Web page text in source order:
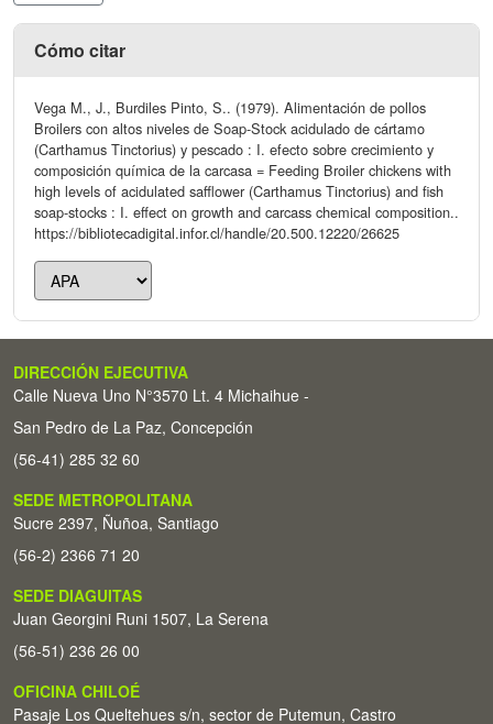
Cómo citar
Vega M., J., Burdiles Pinto, S.. (1979). Alimentación de pollos
Broilers con altos niveles de Soap-Stock acidulado de cártamo
(Carthamus Tinctorius) y pescado : I. efecto sobre crecimiento y
composición química de la carcasa = Feeding Broiler chickens with
high levels of acidulated safflower (Carthamus Tinctorius) and fish
soap-stocks : I. effect on growth and carcass chemical composition..
https://bibliotecadigital.infor.cl/handle/20.500.12220/26625
DIRECCIÓN EJECUTIVA
Calle Nueva Uno N°3570 Lt. 4 Michaihue -
San Pedro de La Paz, Concepción
(56-41) 285 32 60
SEDE METROPOLITANA
Sucre 2397, Ñuñoa, Santiago
(56-2) 2366 71 20
SEDE DIAGUITAS
Juan Georgini Runi 1507, La Serena
(56-51) 236 26 00
OFICINA CHILOÉ
Pasaje Los Queltehues s/n, sector de Putemun, Castro